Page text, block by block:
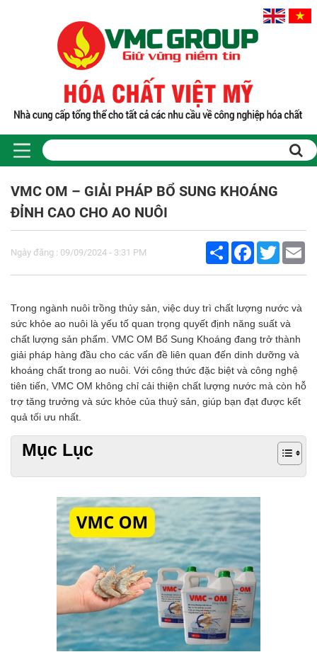
VMC OM – GIẢI PHÁP BỔ SUNG KHOÁNG
ĐỈNH CAO CHO AO NUÔI
Ngày đăng : 09/09/2024 - 3:31 PM
Share FacebookTwitter
Trong ngành nuôi trồng thủy sản, việc duy trì chất lượng nước và
sức khỏe ao nuôi là yếu tố quan trọng quyết định năng suất và
chất lượng sản phẩm. VMC OM Bổ Sung Khoáng đang trở thành
giải pháp hàng đầu cho các vấn đề liên quan đến dinh dưỡng và
khoáng chất trong ao nuôi. Với công thức đặc biệt và công nghệ
tiên tiến, VMC OM không chỉ cải thiện chất lượng nước mà còn hỗ
trợ tăng trưởng và sức khỏe của thuỷ sản, giúp bạn đạt được kết
quả tối ưu nhất.
Mục Lục